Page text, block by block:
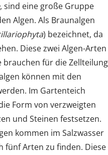
, sind eine große Gruppe
Algen. Als Braunalgen
) bezeichnet, da
Diese zwei Algen-Arten
brauchen für die Zellteilung
können mit den
Im Gartenteich
Form von verzweigten
und Steinen festsetzen.
kommen im Salzwasser
fünf Arten zu finden. Diese